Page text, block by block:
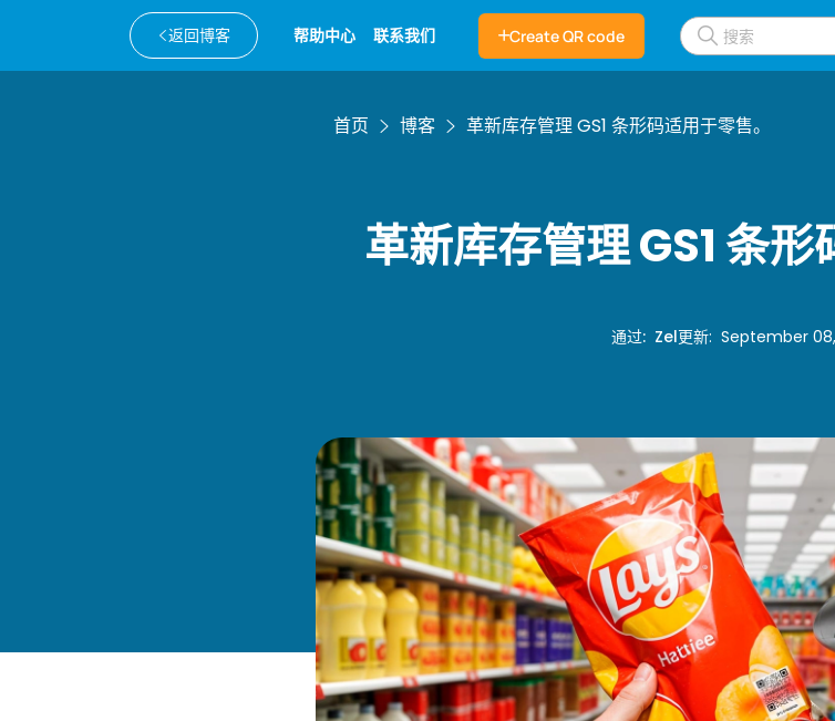
返回博客 帮助中心 联系我们 Create QR code
首页 博客 革新库存管理 GS1 条形码适用于零售。
革新库存管理 GS1 条形
通过: Zel更新: September